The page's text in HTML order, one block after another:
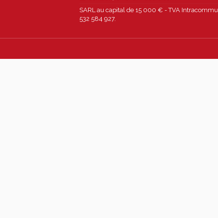
SARL au capital de 15 000 € - TVA
532 584 927.